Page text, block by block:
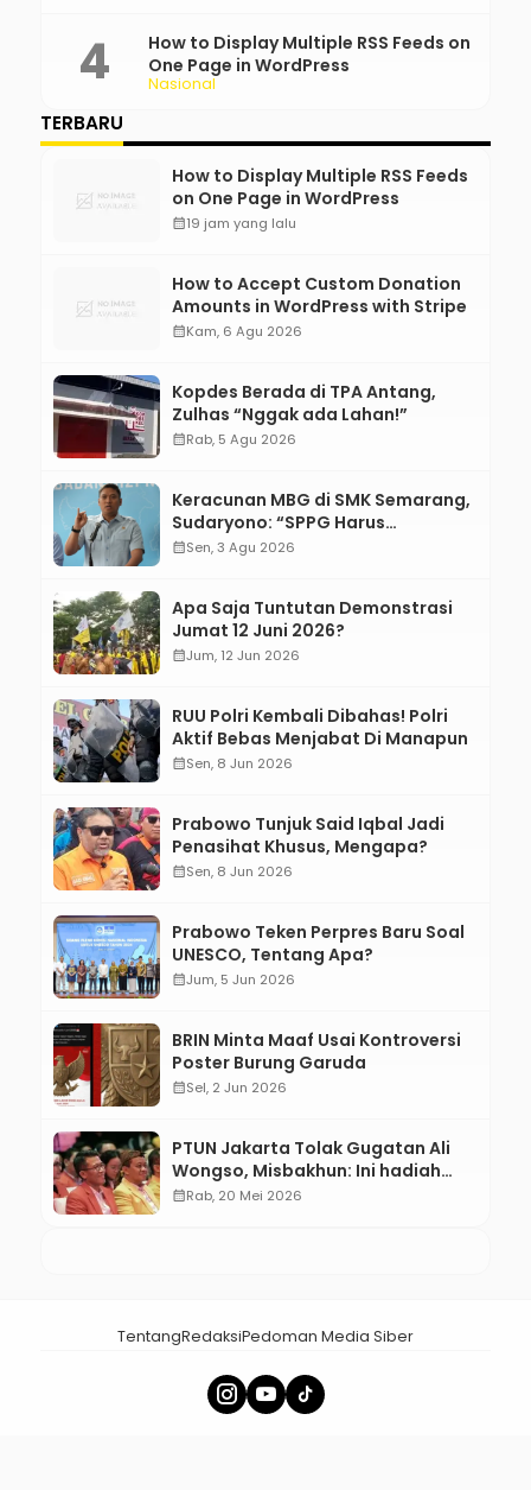
Nasional
How to Display Multiple RSS Feeds on
One Page in WordPress
TERBARU
How to Display Multiple RSS Feeds
on One Page in WordPress
calendar_month19 jam yang lalu
How to Accept Custom Donation
Amounts in WordPress with Stripe
calendar_monthKam, 6 Agu 2026
Kopdes Berada di TPA Antang,
Zulhas “Nggak ada Lahan!”
calendar_monthRab, 5 Agu 2026
Keracunan MBG di SMK Semarang,
Sudaryono: “SPPG Harus
Bertanggung Jawab!”
calendar_monthSen, 3 Agu 2026
Apa Saja Tuntutan Demonstrasi
Jumat 12 Juni 2026?
calendar_monthJum, 12 Jun 2026
RUU Polri Kembali Dibahas! Polri
Aktif Bebas Menjabat Di Manapun
calendar_monthSen, 8 Jun 2026
Prabowo Tunjuk Said Iqbal Jadi
Penasihat Khusus, Mengapa?
calendar_monthSen, 8 Jun 2026
Prabowo Teken Perpres Baru Soal
UNESCO, Tentang Apa?
calendar_monthJum, 5 Jun 2026
BRIN Minta Maaf Usai Kontroversi
Poster Burung Garuda
calendar_monthSel, 2 Jun 2026
PTUN Jakarta Tolak Gugatan Ali
Wongso, Misbakhun: Ini hadiah
Ulang Tahun Ke-66 SOKSI
calendar_monthRab, 20 Mei 2026
TentangRedaksiPedoman Media Siber